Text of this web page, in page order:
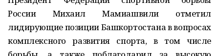
России Михаил Мамиашвили отметил
лидирующие позиции Башкортостана в вопросах
комплексного развития спорта, в том числе